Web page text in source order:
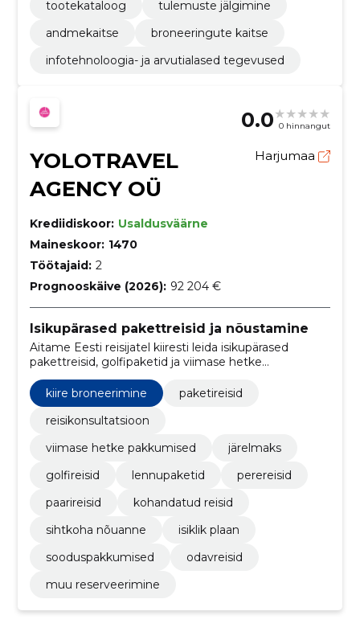
tootekataloog
tulemuste jälgimine
andmekaitse
broneeringute kaitse
infotehnoloogia- ja arvutialased tegevused
0.0 0 hinnangut
YOLOTRAVEL
AGENCY OÜ
Harjumaa
Krediidiskoor: Usaldusväärne
Maineskoor: 1470
Töötajaid: 2
Prognooskäive (2026): 92 204 €
Isikupärased pakettreisid ja nõustamine
Aitame Eesti reisijatel kiiresti leida isikupärased
pakettreisid, golfipaketid ja viimase hetke
sooduspakkumised. Pakume personaalset
nõustamist, hotellisoovitusi ja järelmaksu.
kiire broneerimine
paketireisid
reisikonsultatsioon
viimase hetke pakkumised
järelmaks
golfireisid
lennupaketid
perereisid
paarireisid
kohandatud reisid
sihtkoha nõuanne
isiklik plaan
sooduspakkumised
odavreisid
muu reserveerimine